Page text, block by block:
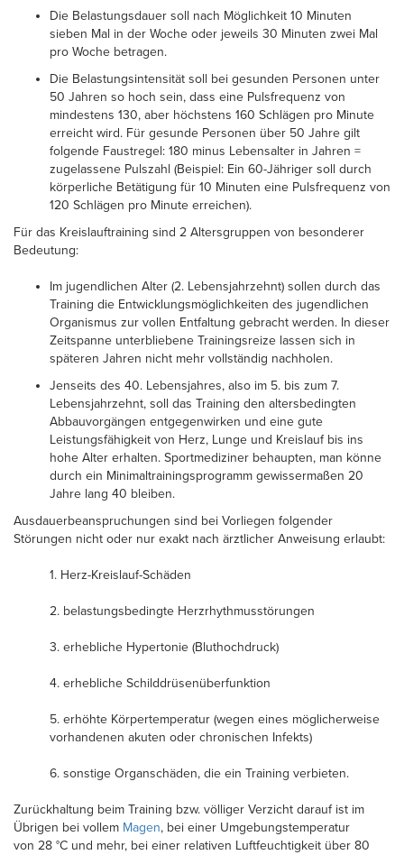
Die Belastungsdauer soll nach Möglichkeit 10 Minuten
sieben Mal in der Woche oder jeweils 30 Minuten zwei Mal
pro Woche betragen.
Die Belastungsintensität soll bei gesunden Personen unter
50 Jahren so hoch sein, dass eine Pulsfrequenz von
mindestens 130, aber höchstens 160 Schlägen pro Minute
erreicht wird. Für gesunde Personen über 50 Jahre gilt
folgende Faustregel: 180 minus Lebensalter in Jahren =
zugelassene Pulszahl (Beispiel: Ein 60-Jähriger soll durch
körperliche Betätigung für 10 Minuten eine Pulsfrequenz von
120 Schlägen pro Minute erreichen).
Für das Kreislauftraining sind 2 Altersgruppen von besonderer
Bedeutung:
Im jugendlichen Alter (2. Lebensjahrzehnt) sollen durch das
Training die Entwicklungsmöglichkeiten des jugendlichen
Organismus zur vollen Entfaltung gebracht werden. In dieser
Zeitspanne unterbliebene Trainingsreize lassen sich in
späteren Jahren nicht mehr vollständig nachholen.
Jenseits des 40. Lebensjahres, also im 5. bis zum 7.
Lebensjahrzehnt, soll das Training den altersbedingten
Abbauvorgängen entgegenwirken und eine gute
Leistungsfähigkeit von Herz, Lunge und Kreislauf bis ins
hohe Alter erhalten. Sportmediziner behaupten, man könne
durch ein Minimaltrainingsprogramm gewissermaßen 20
Jahre lang 40 bleiben.
Ausdauerbeanspruchungen sind bei Vorliegen folgender
Störungen nicht oder nur exakt nach ärztlicher Anweisung erlaubt:
1. Herz-Kreislauf-Schäden
2. belastungsbedingte Herzrhythmusstörungen
3. erhebliche Hypertonie (Bluthochdruck)
4. erhebliche Schilddrüsenüberfunktion
5. erhöhte Körpertemperatur (wegen eines möglicherweise
vorhandenen akuten oder chronischen Infekts)
6. sonstige Organschäden, die ein Training verbieten.
Zurückhaltung beim Training bzw. völliger Verzicht darauf ist im
Übrigen bei vollem Magen, bei einer Umgebungstemperatur
von 28 °C und mehr, bei einer relativen Luftfeuchtigkeit über 80